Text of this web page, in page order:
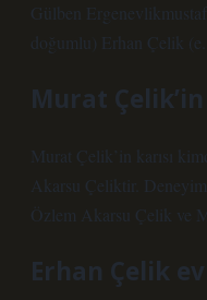
Gülben
doğumlu) Erhan Çelik (e.
Murat
Murat Çelik’in karısı
Akarsu Çeliktir.
Özlem Akarsu Çelik ve
Erhan Çelik